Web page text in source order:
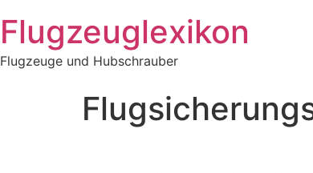
Inhalt
springen
Flugzeuglexikon
Flugzeuge und Hubschrauber